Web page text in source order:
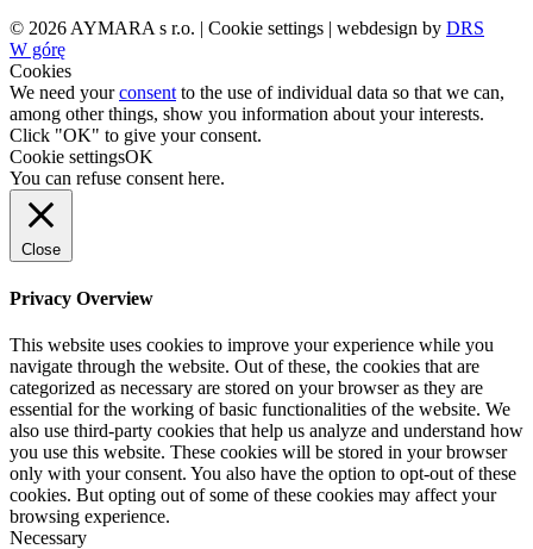
© 2026 AYMARA s r.o. | Cookie settings | webdesign by DRS
W górę
Cookies
We need yourconsent to the use of individual data so that we can,
among other things, show you information about your interests.
Click "OK" to give your consent.
Cookie settingsOK
You can refuse consent here.
Close
Privacy Overview
This website uses cookies to improve your experience while you
navigate through the website. Out of these, the cookies that are
categorized as necessary are stored on your browser as they are
essential for the working of basic functionalities of the website. We
also use third-party cookies that help us analyze and understand how
you use this website. These cookies will be stored in your browser
only with your consent. You also have the option to opt-out of these
cookies. But opting out of some of these cookies may affect your
browsing experience.
Necessary